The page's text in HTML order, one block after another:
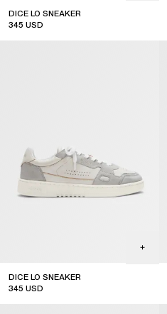
DICE LO SNEAKER
345 USD
DICE LO SNEAKER
345 USD